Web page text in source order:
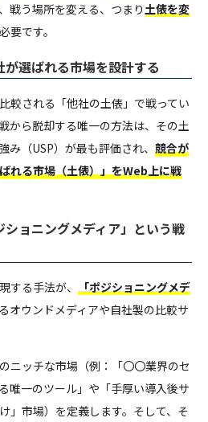
戦う場所を変える、つまり土俵を変
要です。
選ばれる市場を設計する
較される「他社の土俵」で戦ってい
から脱却する唯一の方法は、その土
（USP）が最も評価され、 競合が
れる市場（土俵）」をWeb上に戦
ョニングメディア」という戦
する手法が、 「ポジショニングメデ
オウンドメディアや自社製の比較サ
ニッチな市場（例：「〇〇業界のセ
唯一のツール」や「手厚い導入後サ
」市場）を定義します。そして、そ